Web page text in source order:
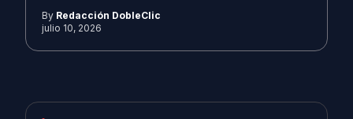
By Redacción DobleClic
julio 10, 2026